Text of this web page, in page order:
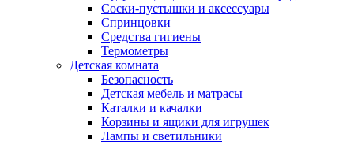
Соски-пустышки и аксессуары
Спринцовки
Средства гигиены
Термометры
Детская комната
Безопасность
Детская мебель и матрасы
Каталки и качалки
Корзины и ящики для игрушек
Лампы и светильники